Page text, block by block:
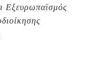
Εξευρωπαϊσμός